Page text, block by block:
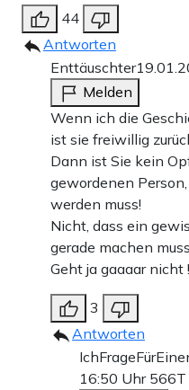
44
Antworten
Enttäuschter
Melden
Wenn ich die
ist sie freiwillig
Dann ist Sie kein
gewordenen
werden muss!
Nicht, dass ein
gerade machen
Geht ja gaaaar nicht
3
Antworten
16:50 Uhr 566T